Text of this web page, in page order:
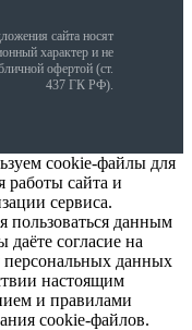
сайта носят
характер и не
офертой (ст.
437 ГК РФ).
cookie-файлы для
работы сайта и
сервиса.
пользоваться данным
даёте согласие на
персональных данных
настоящим
и правилами
cookie-файлов.